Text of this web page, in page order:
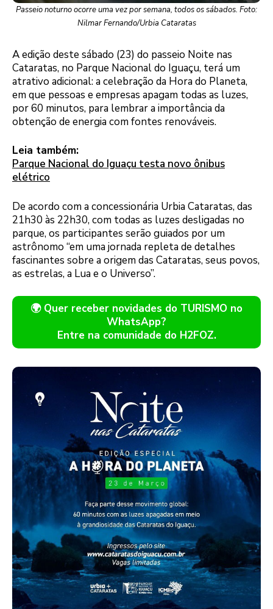
Passeio noturno ocorre uma vez por semana, todos os sábados. Foto:
Nilmar Fernando/Urbia Cataratas
A edição deste sábado (23) do passeio Noite nas
Cataratas, no Parque Nacional do Iguaçu, terá um
atrativo adicional: a celebração da Hora do Planeta,
em que pessoas e empresas apagam todas as luzes,
por 60 minutos, para lembrar a importância da
obtenção de energia com fontes renováveis.
Leia também:
Parque Nacional do Iguaçu testa novo ônibus
elétrico
De acordo com a concessionária Urbia Cataratas, das
21h30 às 22h30, com todas as luzes desligadas no
parque, os participantes serão guiados por um
astrônomo “em uma jornada repleta de detalhes
fascinantes sobre a origem das Cataratas, seus povos,
as estrelas, a Lua e o Universo”.
🌍 Quer receber novidades do TURISMO no
WhatsApp?
Entre na comunidade do H2FOZ.